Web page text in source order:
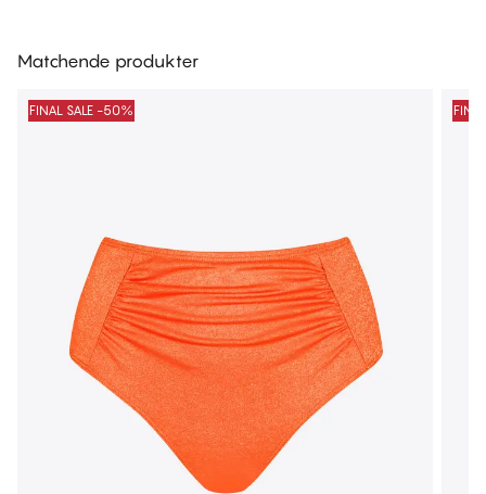
Matchende produkter
FINAL SALE -50%